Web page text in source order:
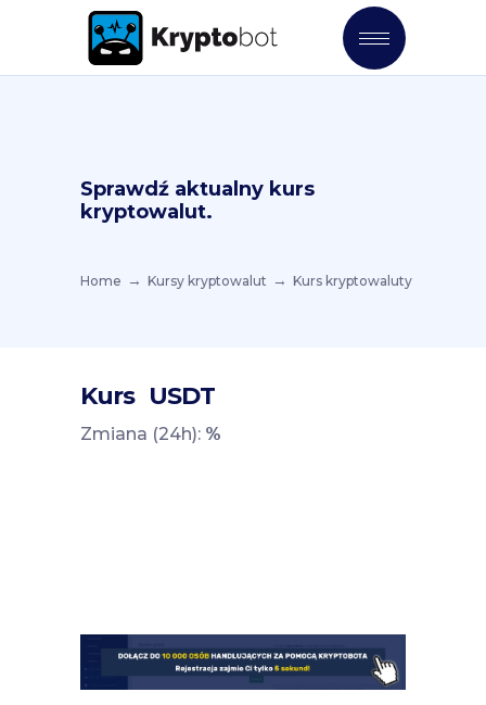
Sprawdź aktualny kurs
kryptowalut.
Home Kursy kryptowalut Kurs kryptowaluty
Kurs USDT
Zmiana (24h): %